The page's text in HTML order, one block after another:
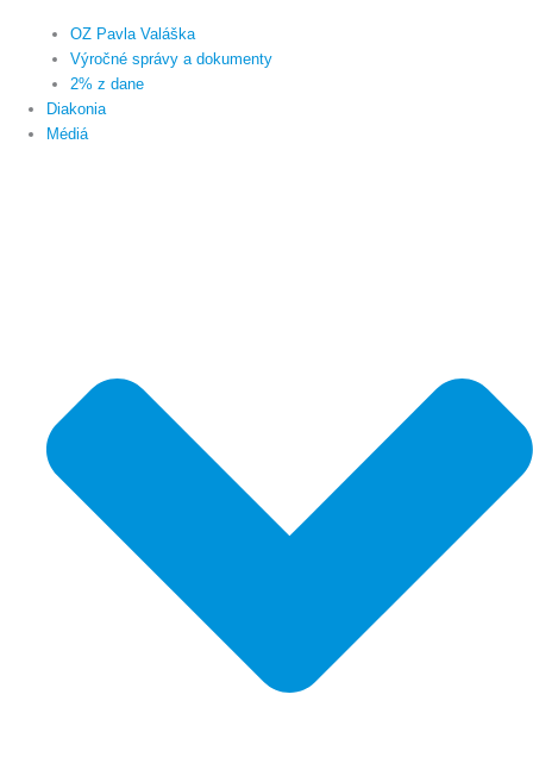
OZ Pavla Valáška
Výročné správy a dokumenty
2% z dane
Diakonia
Médiá